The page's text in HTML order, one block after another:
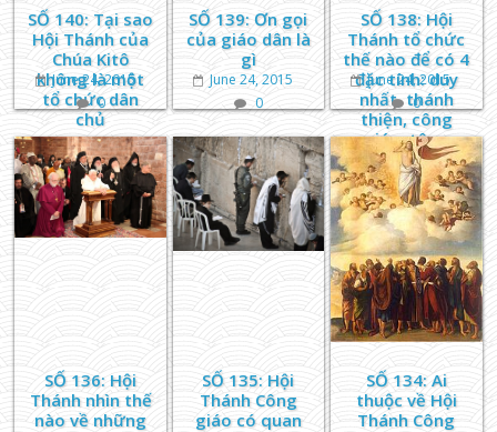
SỐ 140: Tại sao
Hội Thánh của
Chúa Kitô
không là một
tổ chức dân
chủ
June 24, 2015
0
SỐ 139: Ơn gọi
của giáo dân là
gì
June 24, 2015
0
SỐ 138: Hội
Thánh tổ chức
thế nào để có 4
đặc tính: duy
nhất, thánh
thiện, công
giáo, tông
truyền
June 24, 2015
0
SỐ 136: Hội
Thánh nhìn thế
nào về những
SỐ 135: Hội
Thánh Công
giáo có quan
SỐ 134: Ai
thuộc về Hội
Thánh Công